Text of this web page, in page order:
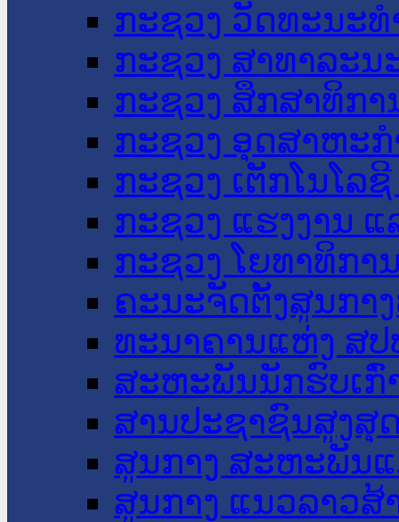
ກະຊວງ ວັດທະນະ
ກະຊວງ ສາທາລະນ
ກະຊວງ ສຶກສາທິກາ
ກະຊວງ ອຸດສາຫະ
ກະຊວງ ເຕັກໂນໂລ
ກະຊວງ ແຮງງານ
ກະຊວງ ໂຍທາທິກາ
ຄະນະຈັດຕັ້ງສູນກາ
ທະນາຄານແຫ່ງ ສປ
ສະຫະພັນນັກຮົບເກົ່
ສານປະຊາຊົນສູງສຸ
ສູນກາງ ສະຫະພັນ
ສູນກາງ ແນວລາວສ້